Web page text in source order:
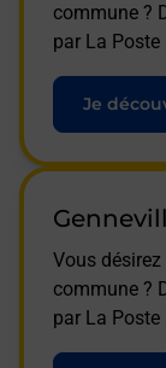
commune ?
par La
Je
Vous
commune ?
par La